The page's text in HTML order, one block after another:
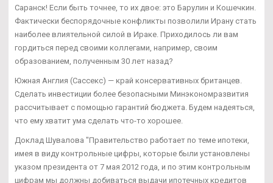
Саранск! Если быть точнее, то их двое: это Барулин и Кошечкин.
Фактически беспорядочные конфликты позволили Ирану стать
наиболее влиятельной силой в Ираке. Приходилось ли вам
гордиться перед своими коллегами, например, своим
образованием, полученным 30 лет назад?
Южная Англия (Сассекс) — край консервативных британцев.
Сделать инвестиции более безопасными Минэкономразвития
рассчитывает с помощью гарантий бюджета. Будем надеяться,
что ему хватит ума сделать что-то хорошее.
Доклад Шувалова "Правительство работает по теме ипотеки,
имея в виду контрольные цифры, которые были установлены
указом президента от 7 мая 2012 года, и по этим контрольным
цифрам мы должны добиваться выдачи ипотечных кредитов